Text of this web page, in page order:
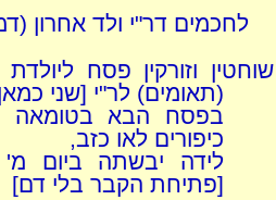
לחכמים דר"י ולד אחרון
שוחטין וזורקין פסח
(תאומים) לר"י [שני
בפסח הבא בטומאה
כיפורים לאו כזב,
לידה יבשתה ביום
[פתיחת הקבר בלי דם]